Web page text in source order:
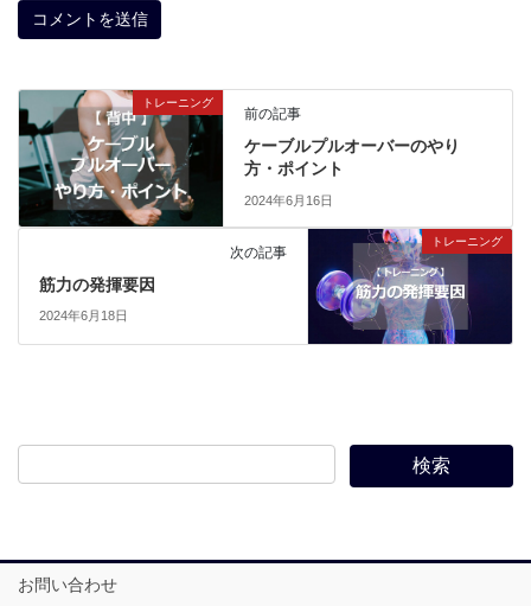
トレーニング
前の記事
ケーブルプルオーバーのやり
方・ポイント
2024年6月16日
トレーニング
次の記事
筋力の発揮要因
2024年6月18日
お問い合わせ